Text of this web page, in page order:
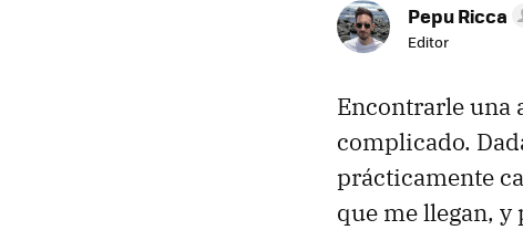
Pepu Ricca
Editor
Encontrarle una
complicado.
prácticamente
que me llegan,